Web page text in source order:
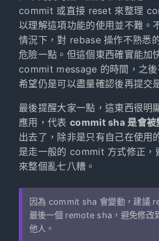
commit 或直接 reset 來整理
以理解這項功能的使用並不難。
情況下，對 rebase 操作不熟悉
危險一點。但這個東西確實能加
commit message 的時間，之後
希望仍是可以盡量確認後再提交
最後提醒大家一點，這東西很明
應用，代表 commit sha 是會被
出去了，除非是只有自己在使用
是走一般的 commit 方式修正，
來整個亂七八糟。
因為 commit sha 會變動，建議
最後一個 remote sha，避免修改
他人。